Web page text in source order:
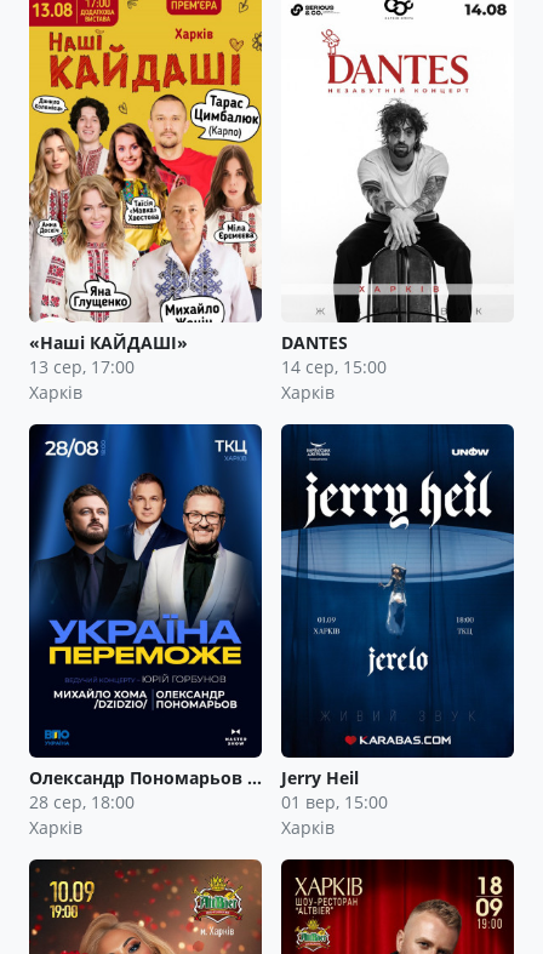
«Наші КАЙДАШІ»
13 сер, 17:00
Харків
DANTES
14 сер, 15:00
Харків
Олександр Пономарьов …
28 сер, 18:00
Харків
Jerry Heil
01 вер, 15:00
Харків